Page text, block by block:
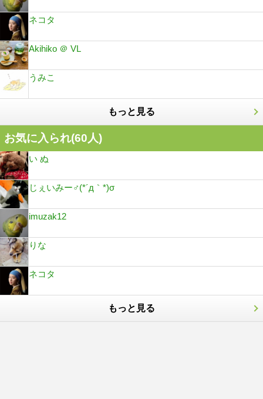
ネコタ
Akihiko ＠ VL
うみこ
もっと見る
お気に入られ(60人)
い ぬ
じぇいみー♂(*´д｀*)σ
imuzak12
りな
ネコタ
もっと見る